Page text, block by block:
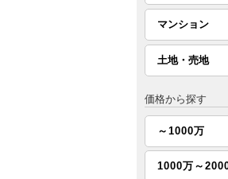
マンション
土地・売地
価格から探す
～1000万
1000万～